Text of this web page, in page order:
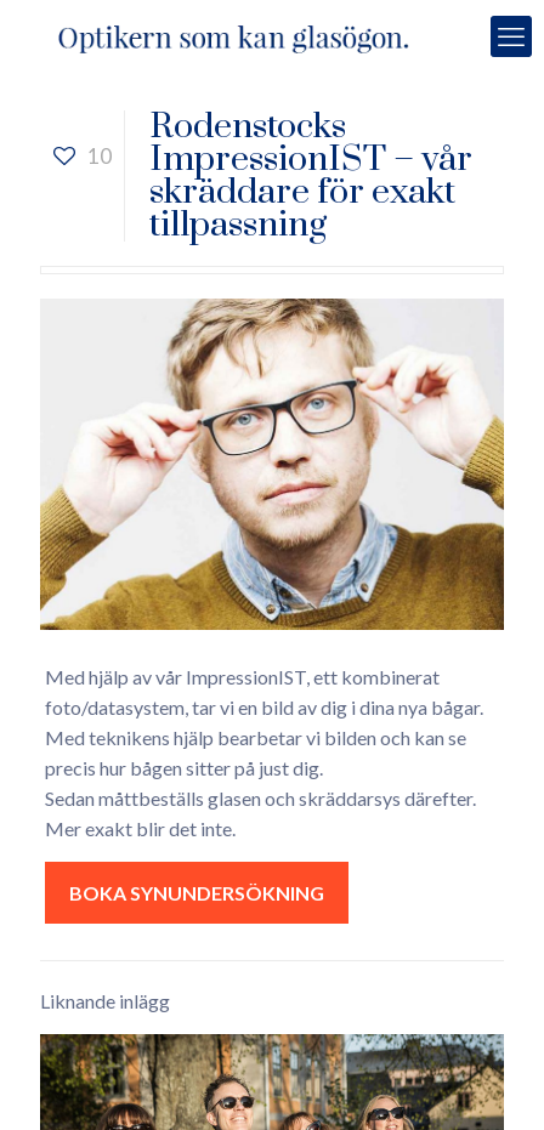
10
Rodenstocks
ImpressionIST – vår
skräddare för exakt
tillpassning
Med hjälp av vår ImpressionIST, ett kombinerat
foto/datasystem, tar vi en bild av dig i dina nya bågar.
Med teknikens hjälp bearbetar vi bilden och kan se
precis hur bågen sitter på just dig.
Sedan måttbeställs glasen och skräddarsys därefter.
Mer exakt blir det inte.
BOKA SYNUNDERSÖKNING
Liknande inlägg